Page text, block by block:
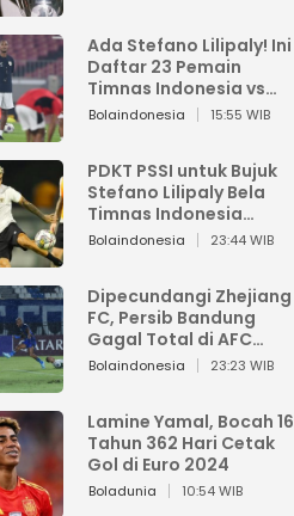
Ada Stefano Lilipaly! Ini
Daftar 23 Pemain
Timnas Indonesia vs
China
Bolaindonesia 15:55 WIB
PDKT PSSI untuk Bujuk
Stefano Lilipaly Bela
Timnas Indonesia
Berakhir Berantakan
Bolaindonesia 23:44 WIB
Dipecundangi Zhejiang
FC, Persib Bandung
Gagal Total di AFC
Champions League Two
Bolaindonesia 23:23 WIB
Lamine Yamal, Bocah 16
Tahun 362 Hari Cetak
Gol di Euro 2024
Boladunia 10:54 WIB